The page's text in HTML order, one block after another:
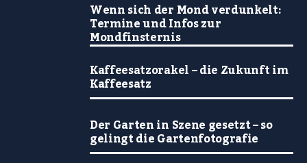
Wenn sich der Mond verdunkelt:
Termine und Infos zur
Mondfinsternis
Kaffeesatzorakel – die Zukunft im
Kaffeesatz
Der Garten in Szene gesetzt – so
gelingt die Gartenfotografie